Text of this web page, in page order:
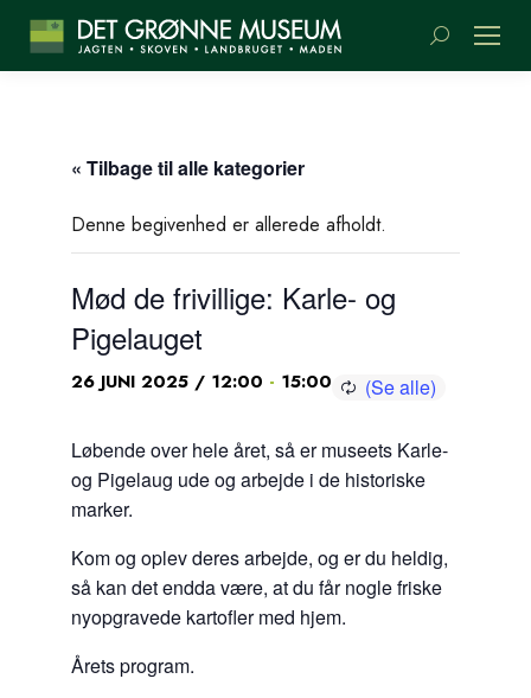
Søge:
« Tilbage til alle kategorier
Denne begivenhed er allerede afholdt.
Mød de frivillige: Karle- og
Pigelauget
26 JUNI 2025 / 12:00 - 15:00
Løbende over hele året, så er museets Karle-
og Pigelaug ude og arbejde i de historiske
marker.
Kom og oplev deres arbejde, og er du heldig,
så kan det endda være, at du får nogle friske
nyopgravede kartofler med hjem.
Årets program.